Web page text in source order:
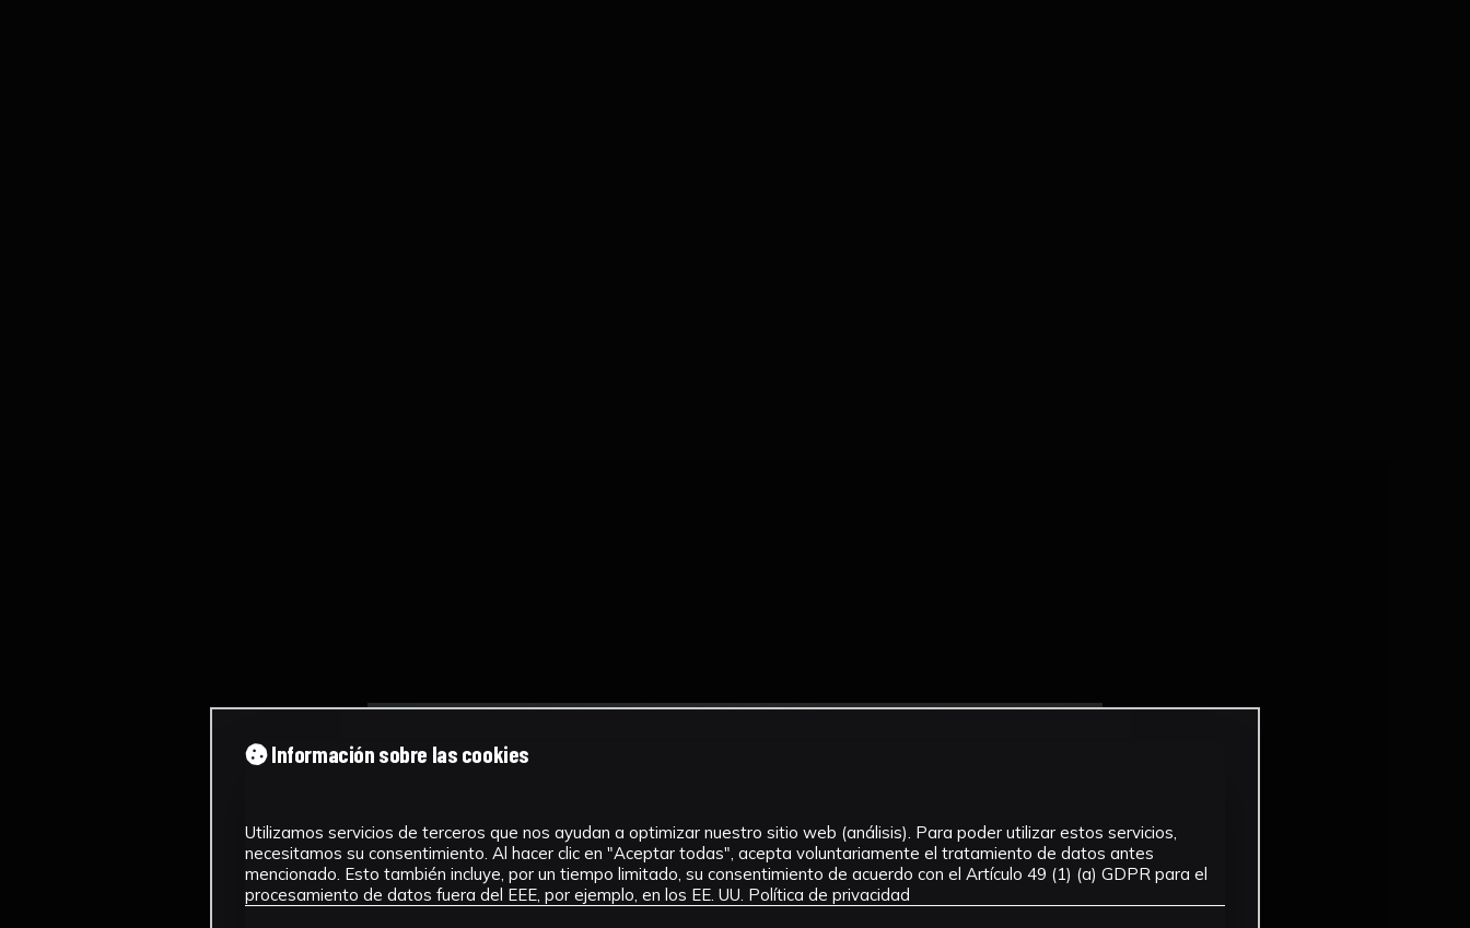
Información sobre las cookies
Utilizamos servicios de terceros que nos ayudan a optimizar nuestro sitio web (análisis). Para poder utilizar estos servicios,
necesitamos su consentimiento. Al hacer clic en "Aceptar todas", acepta voluntariamente el tratamiento de datos antes
mencionado. Esto también incluye, por un tiempo limitado, su consentimiento de acuerdo con el Artículo 49 (1) (a) GDPR para el
procesamiento de datos fuera del EEE, por ejemplo, en los EE. UU. Política de privacidad